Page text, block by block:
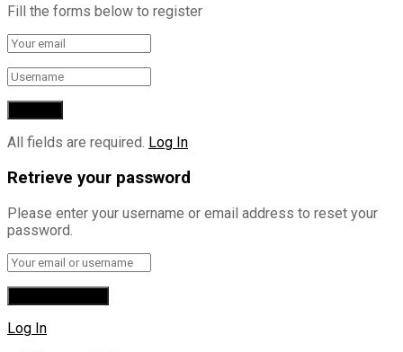
Fill the forms below to register
All fields are required. Log In
Retrieve your password
Please enter your username or email address to reset your
password.
Log In